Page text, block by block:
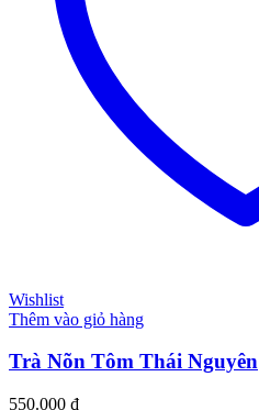
Wishlist
Thêm vào giỏ hàng
Trà Nõn Tôm Thái Nguyên
550.000 ₫